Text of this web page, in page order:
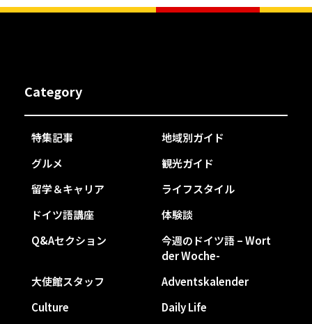
Category
特集記事
地域別ガイド
グルメ
観光ガイド
留学＆キャリア
ライフスタイル
ドイツ語講座
体験談
Q&Aセクション
今週のドイツ語 – Wort
der Woche-
大使館スタッフ
Adventskalender
Culture
Daily Life